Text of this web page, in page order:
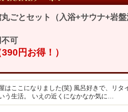
ごとセット（入浴+サウナ+岩
可
円お得！）
はここになりました(笑) 風呂好きで、リタ
う生活。 いえの近くになかなか気に…